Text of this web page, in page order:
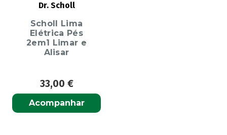
Dr. Scholl
Scholl Lima
Elétrica Pés
2em1 Limar e
Alisar
33,00 €
Acompanhar